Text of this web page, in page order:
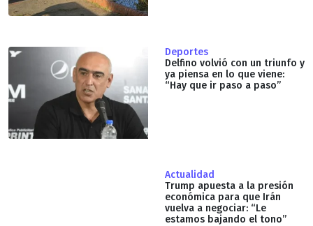
Deportes
Delfino volvió con un triunfo y
ya piensa en lo que viene:
“Hay que ir paso a paso”
Actualidad
Trump apuesta a la presión
económica para que Irán
vuelva a negociar: “Le
estamos bajando el tono”